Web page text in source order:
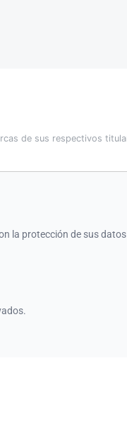
de sus respectivos
la protección de sus